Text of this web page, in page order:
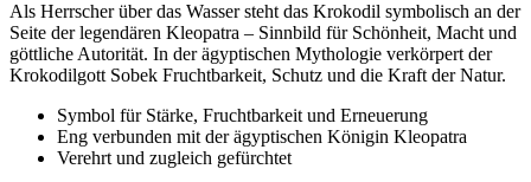
Als Herrscher über das Wasser steht das Krokodil symbolisch an der
Seite der legendären Kleopatra – Sinnbild für Schönheit, Macht und
göttliche Autorität. In der ägyptischen Mythologie verkörpert der
Krokodilgott Sobek Fruchtbarkeit, Schutz und die Kraft der Natur.
Symbol für Stärke, Fruchtbarkeit und Erneuerung
Eng verbunden mit der ägyptischen Königin Kleopatra
Verehrt und zugleich gefürchtet